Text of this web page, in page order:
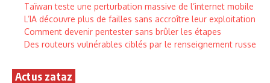
Taïwan teste une perturbation massive de l’internet mobile
L’IA découvre plus de failles sans accroître leur exploitation
Comment devenir pentester sans brûler les étapes
Des routeurs vulnérables ciblés par le renseignement russe
Actus zataz